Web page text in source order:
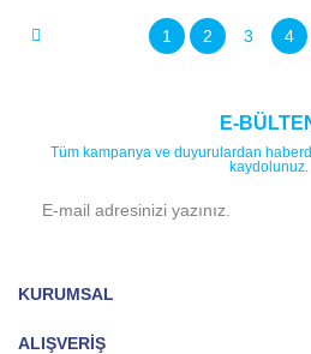
1 2 3 4
E-
Tüm kampanya ve duyurulardan
kaydolunuz.
KURUMSAL
ALIŞVERİŞ